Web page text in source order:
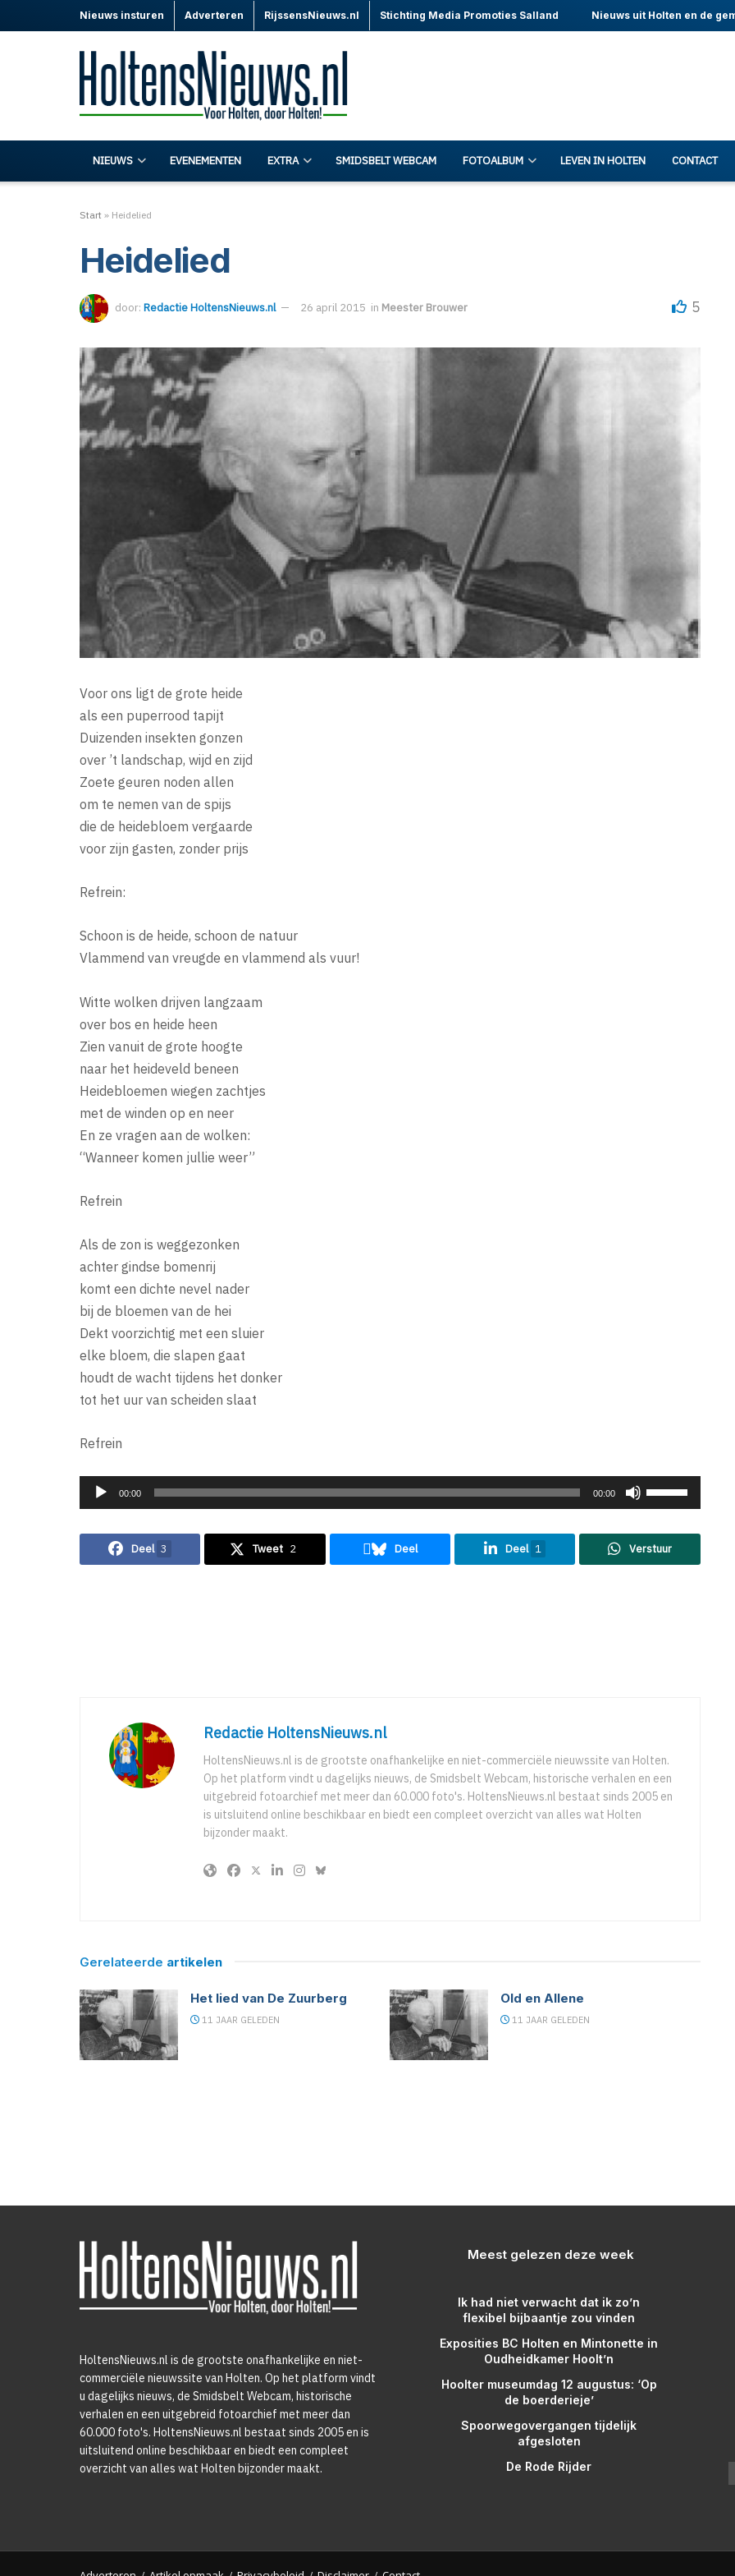
Nieuws insturen Adverteren RijssensNieuws.nl Stichting Media Promoties Salland Nieuws uit Holten en de
NIEUWS EVENEMENTEN EXTRA SMIDSBELT WEBCAM FOTOALBUM LEVEN IN HOLTEN CONTACT
Start » Heidelied
Heidelied
door: Redactie HoltensNieuws.nl 26 april 2015 in Meester Brouwer 5
Voor ons ligt de grote heide
als een puperrood tapijt
Duizenden insekten gonzen
over ’t landschap, wijd en zijd
Zoete geuren noden allen
om te nemen van de spijs
die de heidebloem vergaarde
voor zijn gasten, zonder prijs
Refrein:
Schoon is de heide, schoon de natuur
Vlammend van vreugde en vlammend als vuur!
Witte wolken drijven langzaam
over bos en heide heen
Zien vanuit de grote hoogte
naar het heideveld beneen
Heidebloemen wiegen zachtjes
met de winden op en neer
En ze vragen aan de wolken:
“Wanneer komen jullie weer”
Refrein
Als de zon is weggezonken
achter gindse bomenrij
komt een dichte nevel nader
bij de bloemen van de hei
Dekt voorzichtig met een sluier
elke bloem, die slapen gaat
houdt de wacht tijdens het donker
tot het uur van scheiden slaat
Refrein
Audiospeler
00:00 00:00
Omhoog/
om
Deel 3 Tweet 2 Deel Deel 1 Verstuur
Redactie HoltensNieuws.nl
HoltensNieuws.nl is de grootste onafhankelijke en niet-commerciële nieuwssite van Holten.
Op het platform vindt u dagelijks nieuws, de Smidsbelt Webcam, historische verhalen en een
uitgebreid fotoarchief met meer dan 60.000 foto's. HoltensNieuws.nl bestaat sinds 2005 en
is uitsluitend online beschikbaar en biedt een compleet overzicht van alles wat Holten
bijzonder maakt.
Gerelateerde artikelen
Het lied van De Zuurberg
11 JAAR GELEDEN
Old en Allene
11 JAAR GELEDEN
HoltensNieuws.nl is de grootste onafhankelijke en niet-
commerciële nieuwssite van Holten. Op het platform vindt
u dagelijks nieuws, de Smidsbelt Webcam, historische
verhalen en een uitgebreid fotoarchief met meer dan
60.000 foto's. HoltensNieuws.nl bestaat sinds 2005 en is
uitsluitend online beschikbaar en biedt een compleet
overzicht van alles wat Holten bijzonder maakt.
Meest gelezen deze week
Ik had niet verwacht dat ik zo’n
flexibel bijbaantje zou vinden
Exposities BC Holten en Mintonette in
Oudheidkamer Hoolt’n
Hoolter museumdag 12 augustus: ‘Op
de boerderieje’
Spoorwegovergangen tijdelijk
afgesloten
De Rode Rijder